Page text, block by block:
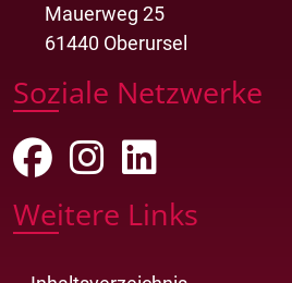
Mauerweg 25
61440 Oberursel
Soziale Netzwerke
Weitere Links